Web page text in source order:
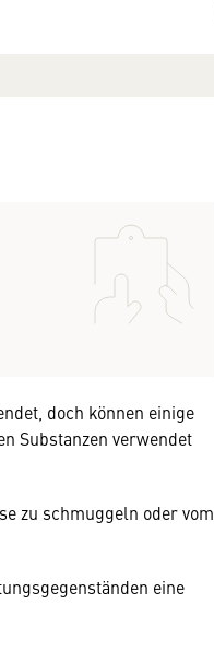
doch können einige
Substanzen verwendet
zu schmuggeln oder vom
eine